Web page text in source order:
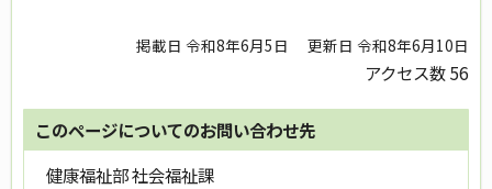
掲載日 令和8年6月5日 更新日 令和8年6月10日
アクセス数56
このページについてのお問い合わせ先
健康福祉部 社会福祉課